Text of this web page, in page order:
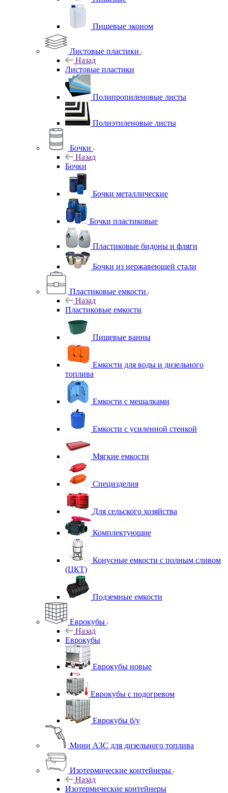
Пищевые эконом
Листовые пластики
Назад
Листовые пластики
Полипропиленовые листы
Полиэтиленовые листы
Бочки
Назад
Бочки
Бочки металлические
Бочки пластиковые
Пластиковые бидоны и фляги
Бочки из нержавеющей стали
Пластиковые емкости
Назад
Пластиковые емкости
Пищевые ванны
Емкости для воды и дизельного
топлива
Емкости с мешалками
Емкости с усиленной стенкой
Мягкие емкости
Специзделия
Для сельского хозяйства
Комплектующие
Конусные емкости с полным сливом
(ЦКТ)
Подземные емкости
Еврокубы
Назад
Еврокубы
Еврокубы новые
Еврокубы с подогревом
Еврокубы б/у
Мини АЗС для дизельного топлива
Изотермические контейнеры
Назад
Изотермические контейнеры